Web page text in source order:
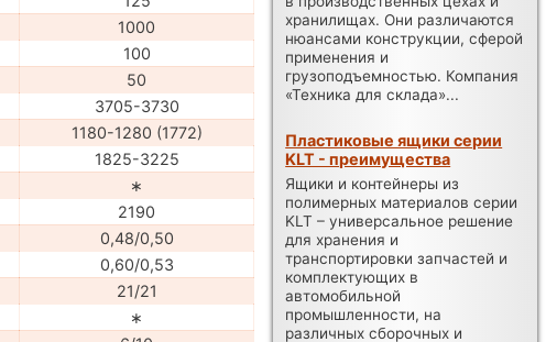
1000
100
50
3705-3730
1180-1280 (1772)
1825-3225
∗
2190
0,48/0,50
0,60/0,53
21/21
∗
хранилищах. Они различаются
нюансами конструкции, сферой
применения и
грузоподъемностью. Компания
«Техника для склада»...
Пластиковые ящики серии
KLT - преимущества
Ящики и контейнеры из
полимерных материалов серии
KLT – универсальное решение
для хранения и
транспортировки запчастей и
комплектующих в
автомобильной
промышленности, на
различных сборочных и